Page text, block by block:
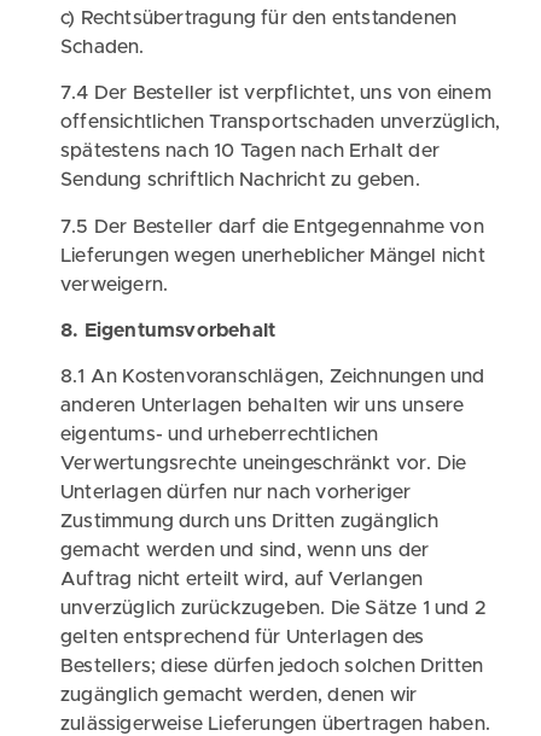
c) Rechtsübertragung für den entstandenen
Schaden.
7.4 Der Besteller ist verpflichtet, uns von einem
offensichtlichen Transportschaden unverzüglich,
spätestens nach 10 Tagen nach Erhalt der
Sendung schriftlich Nachricht zu geben.
7.5 Der Besteller darf die Entgegennahme von
Lieferungen wegen unerheblicher Mängel nicht
verweigern.
8. Eigentumsvorbehalt
8.1 An Kostenvoranschlägen, Zeichnungen und
anderen Unterlagen behalten wir uns unsere
eigentums- und urheberrechtlichen
Verwertungsrechte uneingeschränkt vor. Die
Unterlagen dürfen nur nach vorheriger
Zustimmung durch uns Dritten zugänglich
gemacht werden und sind, wenn uns der
Auftrag nicht erteilt wird, auf Verlangen
unverzüglich zurückzugeben. Die Sätze 1 und 2
gelten entsprechend für Unterlagen des
Bestellers; diese dürfen jedoch solchen Dritten
zugänglich gemacht werden, denen wir
zulässigerweise Lieferungen übertragen haben.